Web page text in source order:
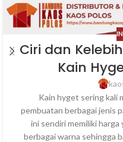
Ciri dan
Kain
Kain hyget sering kali
pembuatan berbagai jenis
ini sendiri memiliki
berbagai warna sehingga